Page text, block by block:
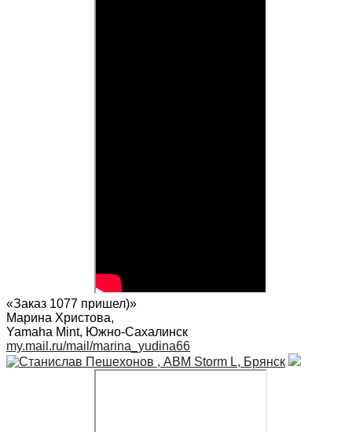
«Заказ 1077 пришел)»
Марина Христова,
Yamaha Mint, Южно-Сахалинск
my.mail.ru/mail/marina_yudina66